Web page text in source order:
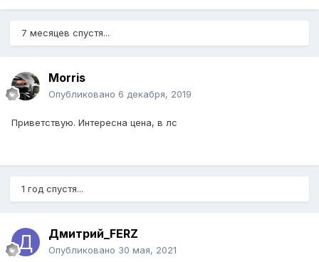
7 месяцев спустя...
Morris
Опубликовано 6 декабря, 2019
Приветствую. Интересна цена, в лс
1 год спустя...
Дмитрий_FERZ
Опубликовано 30 мая, 2021